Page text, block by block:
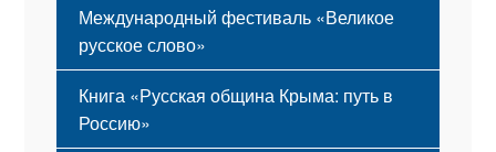
Международный фестиваль «Великое
русское слово»
Книга «Русская община Крыма: путь в
Россию»